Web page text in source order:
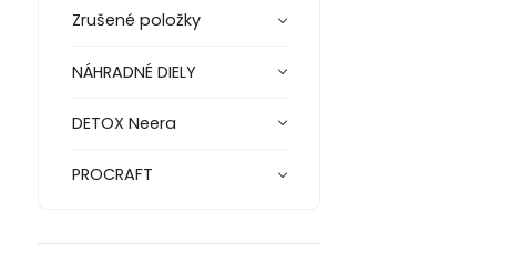
Zrušené položky
NÁHRADNÉ DIELY
DETOX Neera
PROCRAFT